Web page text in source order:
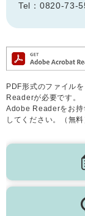
Tel：0820-73-
PDF形式のファイル
Readerが必要です。
Adobe Readerをお持
してください。（無料